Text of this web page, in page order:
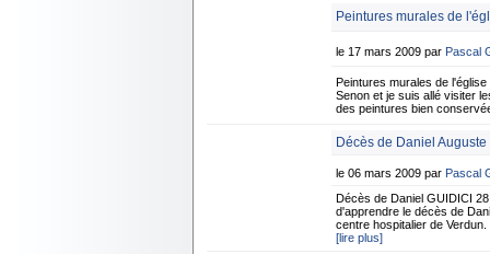
Peintures murales de
le 17 mars 2009 par Pascal
Peintures murales de
Senon et je suis allé visiter
des peintures bien
Décès de Daniel
le 06 mars 2009 par Pascal
Décès de Daniel GUIDICI
d'apprendre le décès de
centre hospitalier de
[lire plus]